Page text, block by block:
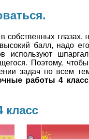
собственных глазах,
балл, надо
используют
Поэтому,
задач по всем
работы 4
класс